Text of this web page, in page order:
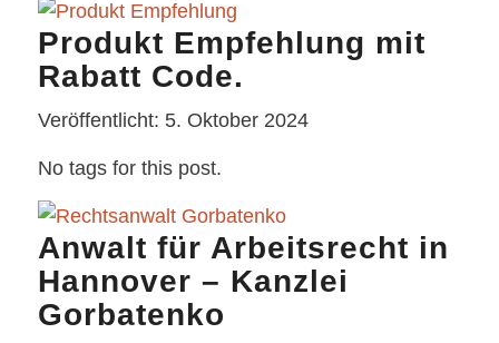
Produkt Empfehlung mit
Rabatt Code.
Veröffentlicht: 5. Oktober 2024
No tags for this post.
Anwalt für Arbeitsrecht in
Hannover – Kanzlei
Gorbatenko